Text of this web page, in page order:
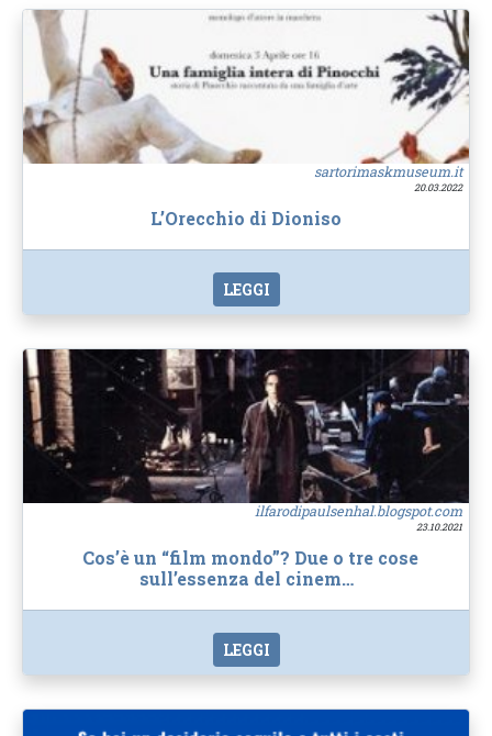
sartorimaskmuseum.it
20.03.2022
L’Orecchio di Dioniso
LEGGI
ilfarodipaulsenhal.blogspot.com
23.10.2021
Cos’è un “film mondo”? Due o tre cose
sull’essenza del cinem…
LEGGI